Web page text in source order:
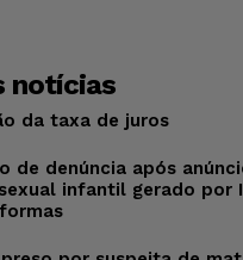
notícias
da taxa de juros
de denúncia após
infantil gerado por